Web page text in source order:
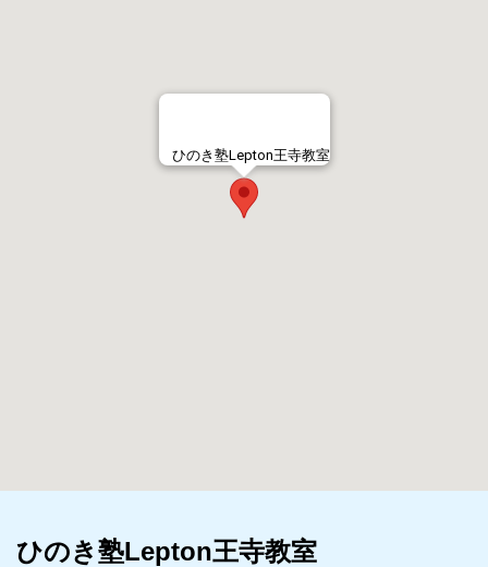
ひのき塾Lepton王寺教室
ひのき塾Lepton王寺教室